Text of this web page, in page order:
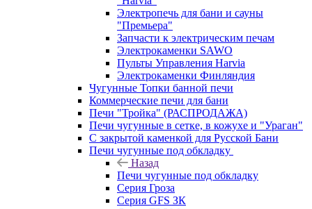
Электропечь для бани и сауны
"Премьера"
Запчасти к электрическим печам
Электрокаменки SAWO
Пульты Управления Harvia
Электрокаменки Финляндия
Чугунные Топки банной печи
Коммерческие печи для бани
Печи "Тройка" (РАСПРОДАЖА)
Печи чугунные в сетке, в кожухе и "Ураган"
С закрытой каменкой для Русской Бани
Печи чугунные под обкладку
Назад
Печи чугунные под обкладку
Серия Гроза
Серия GFS ЗК